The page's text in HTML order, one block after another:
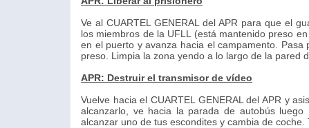
Ve al CUARTEL GENERAL del APR para que el
los miembros de la UFLL (está mantenido preso
en el puerto y avanza hacia el campamento.
preso. Limpia la zona yendo a lo largo de la pared
APR: Destruir el transmisor de vídeo
Vuelve hacia el CUARTEL GENERAL del APR y
alcanzarlo, ve hacia la parada de autobús
alcanzar uno de tus escondites y cambia de